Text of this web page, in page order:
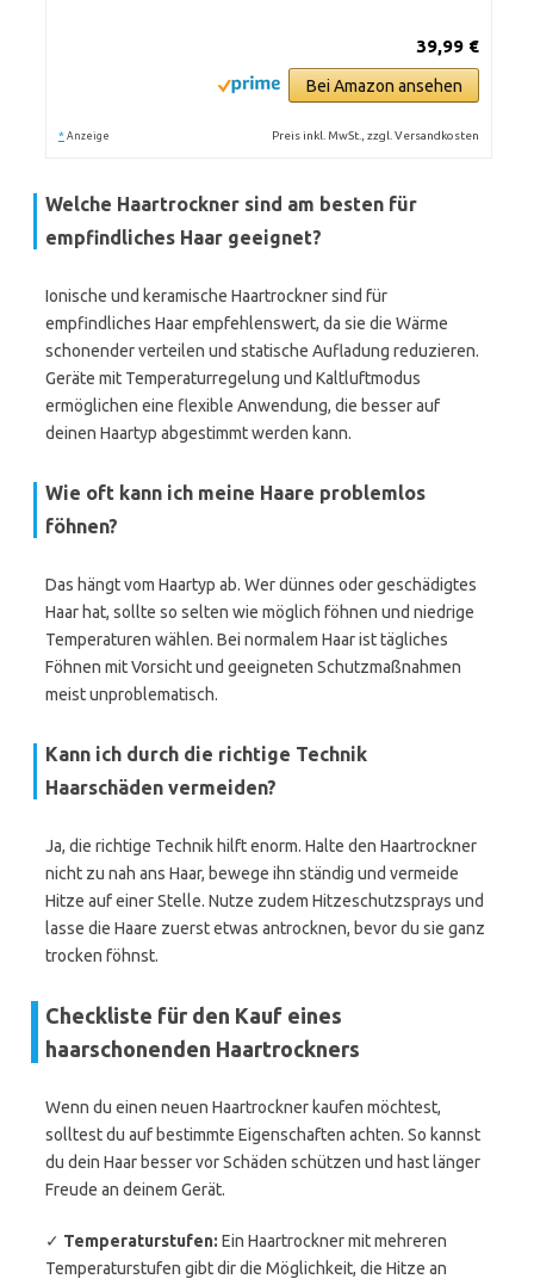
39,99 €
Bei Amazon ansehen
* Anzeige Preis inkl. MwSt., zzgl. Versandkosten
Welche Haartrockner sind am besten für
empfindliches Haar geeignet?
Ionische und keramische Haartrockner sind für
empfindliches Haar empfehlenswert, da sie die Wärme
schonender verteilen und statische Aufladung reduzieren.
Geräte mit Temperaturregelung und Kaltluftmodus
ermöglichen eine flexible Anwendung, die besser auf
deinen Haartyp abgestimmt werden kann.
Wie oft kann ich meine Haare problemlos
föhnen?
Das hängt vom Haartyp ab. Wer dünnes oder geschädigtes
Haar hat, sollte so selten wie möglich föhnen und niedrige
Temperaturen wählen. Bei normalem Haar ist tägliches
Föhnen mit Vorsicht und geeigneten Schutzmaßnahmen
meist unproblematisch.
Kann ich durch die richtige Technik
Haarschäden vermeiden?
Ja, die richtige Technik hilft enorm. Halte den Haartrockner
nicht zu nah ans Haar, bewege ihn ständig und vermeide
Hitze auf einer Stelle. Nutze zudem Hitzeschutzsprays und
lasse die Haare zuerst etwas antrocknen, bevor du sie ganz
trocken föhnst.
Checkliste für den Kauf eines
haarschonenden Haartrockners
Wenn du einen neuen Haartrockner kaufen möchtest,
solltest du auf bestimmte Eigenschaften achten. So kannst
du dein Haar besser vor Schäden schützen und hast länger
Freude an deinem Gerät.
✓ Temperaturstufen: Ein Haartrockner mit mehreren
Temperaturstufen gibt dir die Möglichkeit, die Hitze an